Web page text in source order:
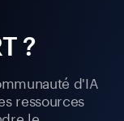
?
d'IA
ressources